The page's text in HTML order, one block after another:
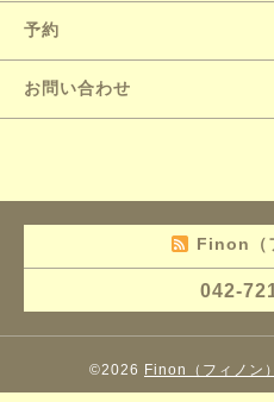
予約
お問い合わせ
Finon（
042-
©2026 Finon（フィノン）